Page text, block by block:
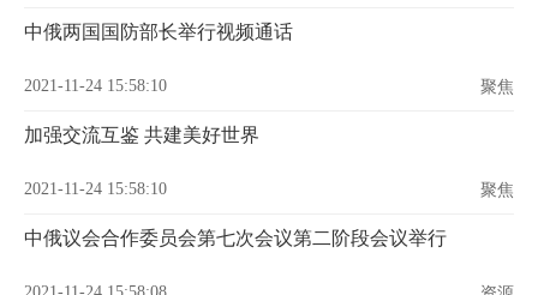
中俄两国国防部长举行视频通话
2021-11-24 15:58:10 聚焦
加强交流互鉴 共建美好世界
2021-11-24 15:58:10 聚焦
中俄议会合作委员会第七次会议第二阶段会议举行